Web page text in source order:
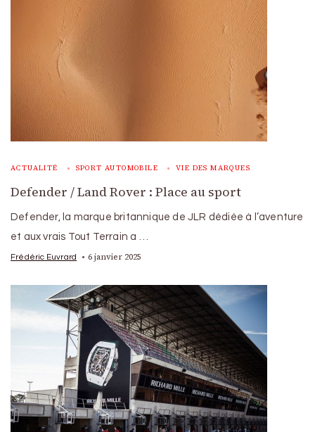
ACTUALITÉ SPORT AUTOMOBILE VIE DES MARQUES
Defender / Land Rover : Place au sport
Defender, la marque britannique de JLR dédiée à l’aventure
et aux vrais Tout Terrain a …
Frédéric Euvrard 6 janvier 2025